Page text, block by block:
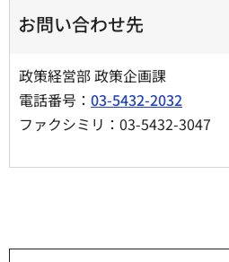
お問い合わせ先
政策経営部 政策企画課
電話番号： 03-5432-2032
ファクシミリ：03-5432-3047